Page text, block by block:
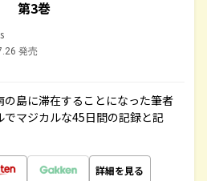
第3巻
発売
島に滞在することになった筆者
マジカルな45日間の記録と記
詳細を見る